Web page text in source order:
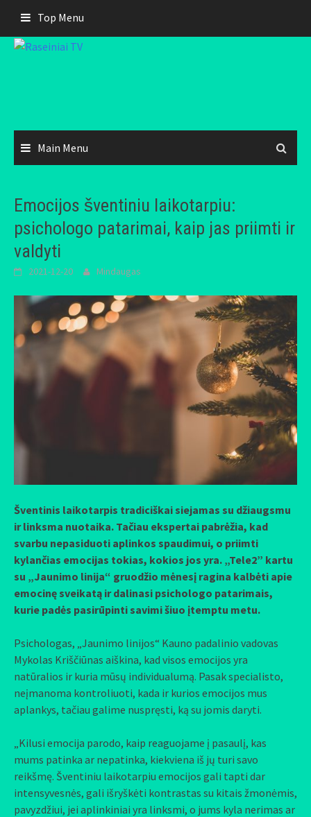
content
Top Menu
Main Menu
Emocijos šventiniu laikotarpiu:
psichologo patarimai, kaip jas priimti ir
valdyti
2021-12-20 Mindaugas
Šventinis laikotarpis tradiciškai siejamas su džiaugsmu
ir linksma nuotaika. Tačiau ekspertai pabrėžia, kad
svarbu nepasiduoti aplinkos spaudimui, o priimti
kylančias emocijas tokias, kokios jos yra. „Tele2” kartu
su „Jaunimo linija“ gruodžio mėnesį ragina kalbėti apie
emocinę sveikatą ir dalinasi psichologo patarimais,
kurie padės pasirūpinti savimi šiuo įtemptu metu.
Psichologas, „Jaunimo linijos“ Kauno padalinio vadovas
Mykolas Kriščiūnas aiškina, kad visos emocijos yra
natūralios ir kuria mūsų individualumą. Pasak specialisto,
neįmanoma kontroliuoti, kada ir kurios emocijos mus
aplankys, tačiau galime nuspręsti, ką su jomis daryti.
„Kilusi emocija parodo, kaip reaguojame į pasaulį, kas
mums patinka ar nepatinka, kiekviena iš jų turi savo
reikšmę. Šventiniu laikotarpiu emocijos gali tapti dar
intensyvesnės, gali išryškėti kontrastas su kitais žmonėmis,
pavyzdžiui, jei aplinkiniai yra linksmi, o jums kyla nerimas ar